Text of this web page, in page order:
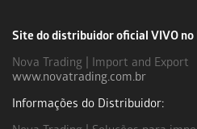
Site do distribuidor oficial VIVO no
Nova Trading | Import and Export
www.novatrading.com.br
Informações do Distribuidor: